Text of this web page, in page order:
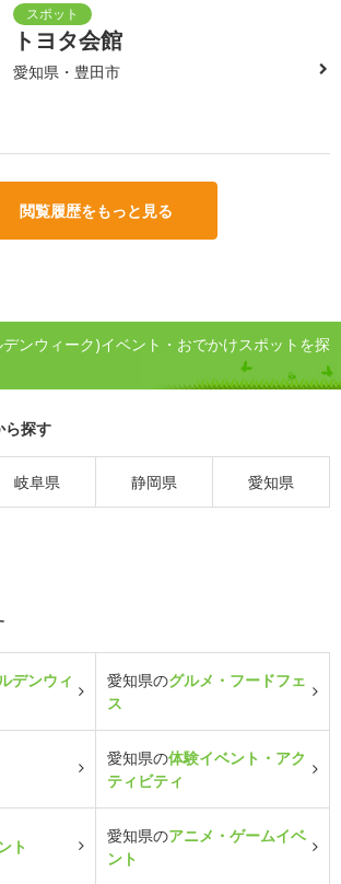
トヨタ会館
愛知県・豊田市
閲覧履歴をもっと見る
ンウィーク)イベント・おでかけスポットを探
ら探す
岐阜県 静岡県 愛知県
デンウィ
愛知県のグルメ・フードフェ
ス
愛知県の体験イベント・アク
ティビティ
ト
愛知県のアニメ・ゲームイベ
ント